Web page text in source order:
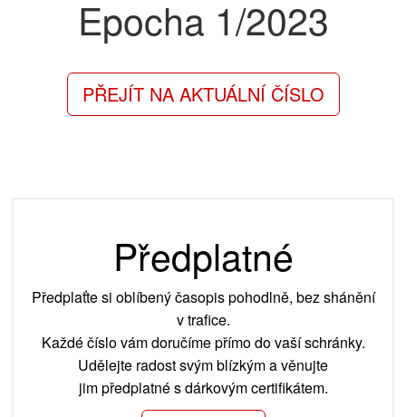
Epocha 1/2023
PŘEJÍT NA AKTUÁLNÍ ČÍSLO
Předplatné
Předplaťte si oblíbený časopis pohodlně, bez shánění
v trafice.
Každé číslo vám doručíme přímo do vaší schránky.
Udělejte radost svým blízkým a věnujte
jim předplatné s dárkovým certifikátem.